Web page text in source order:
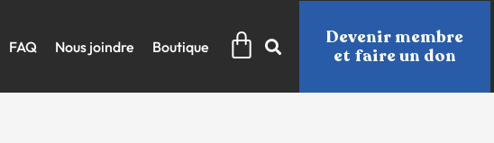
FAQ Nous joindre Boutique Panier
Devenir membre
et faire un don